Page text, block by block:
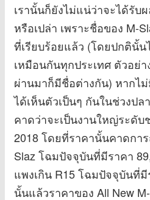
เรานั้นก็ยังไม่แน่ว่าจะได้รับ
หรือเปล่า เพราะชื่อของ M-
ที่เรียบร้อยแล้ว (โดยปกตินั้น
เหมือนกันทุกประเทศ ตัวอย่
ผ่านมาก็มีชื่อต่างกัน) หากไ
ได้เห็นตัวเป็นๆ กันในช่วงป
คาดว่าจะเป็นงานใหญ่ระดับ
2018 โดยที่ราคานั้นคาดกา
Slaz โฉมปัจจุบันที่มีราคา
แพงเกิน R15 โฉมปัจจุบันที่
นั้นแล้วราคาของ All New